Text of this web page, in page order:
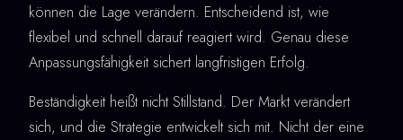
können die Lage verändern. Entscheidend ist, wie
flexibel und schnell darauf reagiert wird. Genau diese
Anpassungsfähigkeit sichert langfristigen Erfolg.
Beständigkeit heißt nicht Stillstand. Der Markt verändert
sich, und die Strategie entwickelt sich mit. Nicht der eine